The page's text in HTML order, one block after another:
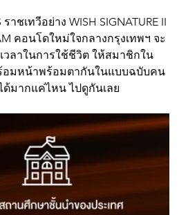
าชเทวีอย่าง WISH SIGNATURE II
คอนโดใหม่ใจกลางกรุงเทพฯ จะ
วลาในการใช้ชีวิต ให้สมาชิกใน
อมหน้าพร้อมตากันในแบบฉบับคน
ด้มากแค่ไหน ไปดูกันเลย